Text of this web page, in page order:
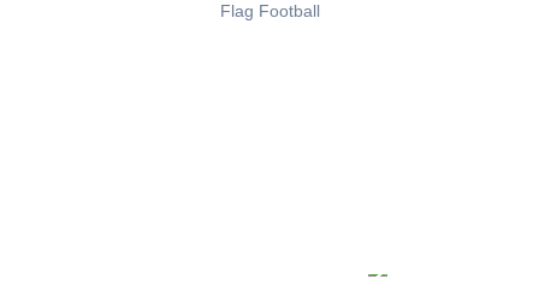
Flag Football